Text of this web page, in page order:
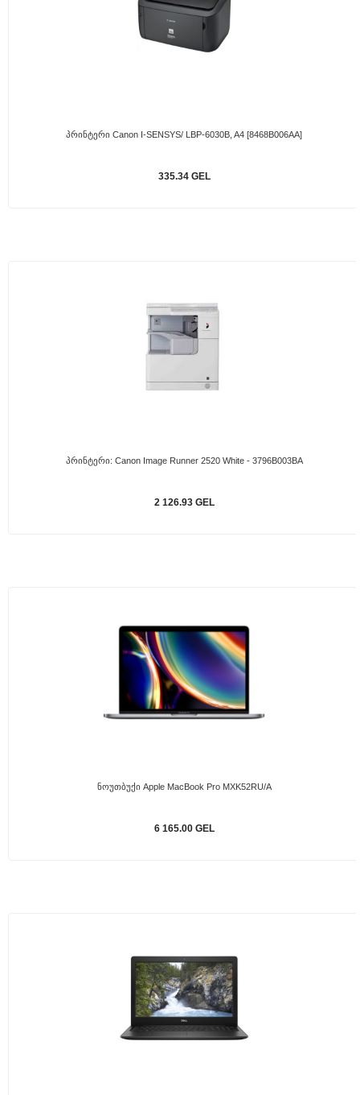
Პრინტერი Canon I-SENSYS/ LBP-6030B, A4 [8468B006AA]
335.34 GEL
Პრინტერი: Canon Image Runner 2520 White - 3796B003BA
2 126.93 GEL
Ნოუთბუქი Apple MacBook Pro MXK52RU/A
6 165.00 GEL